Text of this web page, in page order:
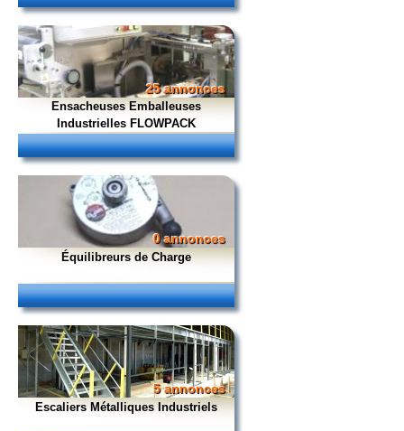
25 annonces
Ensacheuses Emballeuses
Industrielles FLOWPACK
0 annonces
Équilibreurs de Charge
5 annonces
Escaliers Métalliques Industriels